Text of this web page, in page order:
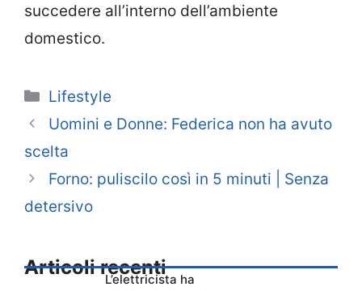
succedere all’interno dell’ambiente
domestico.
Categorie
Lifestyle
Uomini e Donne: Federica non ha avuto
scelta
Forno: puliscilo così in 5 minuti | Senza
detersivo
Articoli recenti
L’elettricista ha